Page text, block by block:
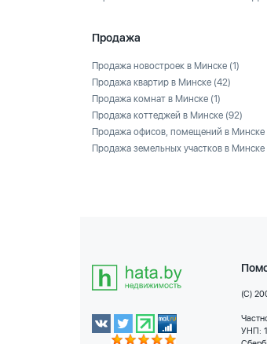
Продажа
Продажа новостроек в Минске (1)
Продажа квартир в Минске (42)
Продажа комнат в Минске (1)
Продажа коттеджей в Минске (92)
Продажа офисов, помещений в Минске
Продажа земельных участков в Минске
(C)
УНП: